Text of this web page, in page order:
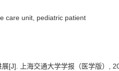
care unit, pediatric patient
[J]. 上海交通大学学报（医学版）,